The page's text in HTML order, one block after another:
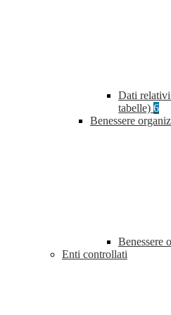
Dati
tabelle) 6
Benessere
Benessere
Enti controllati